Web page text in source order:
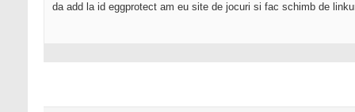
da add la id eggprotect am eu site de jocuri si fac schimb de